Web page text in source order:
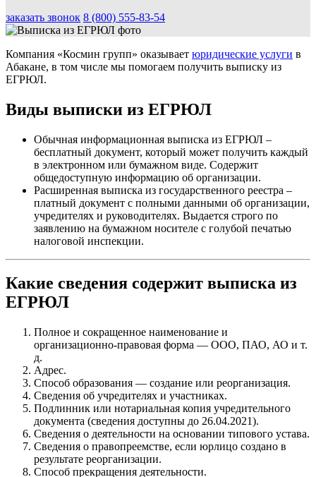
заказать звонок 8 (800) 555-83-54
Компания «Космин групп» оказывает юридические услуги в
Абакане, в том числе мы помогаем получить выписку из
ЕГРЮЛ.
Виды выписки из ЕГРЮЛ
Обычная информационная выписка из ЕГРЮЛ –
бесплатный документ, который может получить каждый
в электронном или бумажном виде. Содержит
общедоступную информацию об организации.
Расширенная выписка из государственного реестра –
платный документ с полными данными об организации,
учредителях и руководителях. Выдается строго по
заявлению на бумажном носителе с голубой печатью
налоговой инспекции.
Какие сведения содержит выписка из
ЕГРЮЛ
Полное и сокращенное наименование и
организационно-правовая форма — ООО, ПАО, АО и т.
д.
Адрес.
Способ образования — создание или реорганизация.
Сведения об учредителях и участниках.
Подлинник или нотариальная копия учредительного
документа (сведения доступны до 26.04.2021).
Сведения о деятельности на основании типового устава.
Сведения о правопреемстве, если юрлицо создано в
результате реорганизации.
Способ прекращения деятельности.